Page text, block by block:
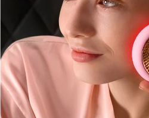
FAQ™ Pure Beauty-Tech
issa™ Teeth Whitening Set
Deutsch
Français
Italiano
Polski
Svenska
Türkçe
简体中文